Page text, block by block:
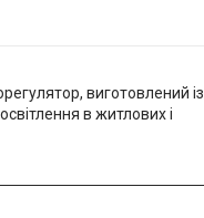
виготовлений із
в житлових і